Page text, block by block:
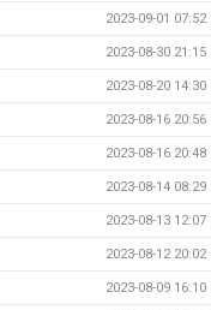
2023-09-01 07:52
2023-08-30 21:15
2023-08-20 14:30
2023-08-16 20:56
2023-08-16 20:48
2023-08-14 08:29
2023-08-13 12:07
2023-08-12 20:02
2023-08-09 16:10